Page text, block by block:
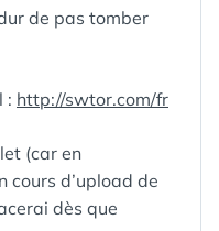
de pas tomber
: http://swtor.com/fr
(car en
cours d’upload de
dès que